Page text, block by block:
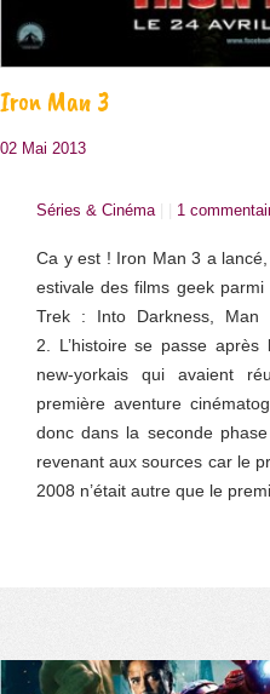
Iron Man 3
02 Mai 2013
Séries & Cinéma| | 1
Ca y est ! Iron Man 3 a
estivale des films geek
Trek : Into Darkness, Man
2. L’histoire se passe après
new-yorkais qui avaient
première aventure
donc dans la seconde
revenant aux sources car le
2008 n’était autre que le